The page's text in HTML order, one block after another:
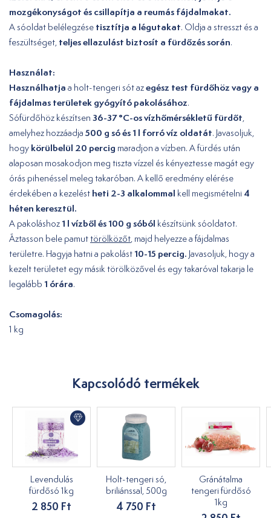
mozgékonyságot és csillapítja a reumás fájdalmakat.
A sóoldat belélegzése tisztítja a légutakat. Oldja a stresszt és a
feszültséget, teljes ellazulást biztosít a fürdőzés során.
Használat:
Használhatja a holt-tengeri sót azegész test fürdőhöz vagy a
fájdalmas területek gyógyító pakolásához.
Sófürdőhöz készítsen 36-37 °C-os vízhőmérsékletű fürdőt
amelyhez hozzáadja 500 g só és 1 l forró víz oldatát. Javasoljuk,
hogy körülbelül 20 percig maradjon a vízben. A fürdés után
alaposan mosakodjon meg tiszta vízzel és kényeztesse magát egy
órás pihenéssel meleg takaróban. A kellő eredmény elérése
érdekében a kezelést heti 2-3 alkalommal kell megismételni 4
héten keresztül.
A pakoláshoz1 l vízből és 100 g sóból készítsünk sóoldatot.
Áztasson bele pamuttörölközőt , majd helyezze a fájdalmas
területre. Hagyja hatni a pakolást10-15 percig. Javasoljuk, hogy a
kezelt területet egy másik törölközővel és egy takaróval takarja le
legalább 1 órára.
Csomagolás:
1 kg
Kapcsolódó termékek
Levendulás
fürdősó 1kg
2 850 Ft
Holt-tengeri só,
briliánssal, 500g
4 750 Ft
Gránátalma
tengeri fürdősó
1kg